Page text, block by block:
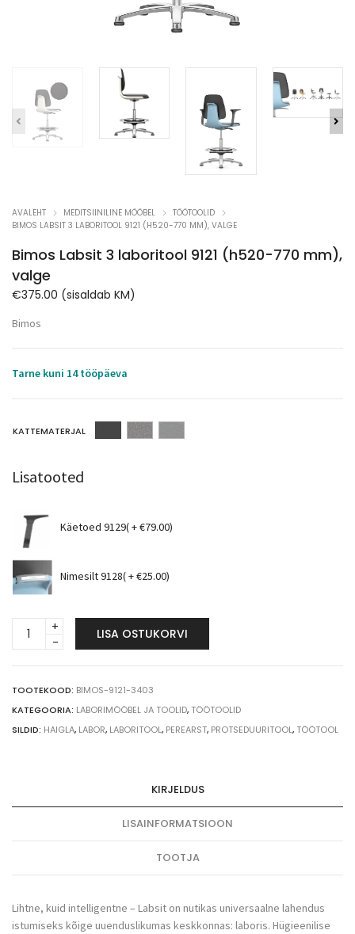
AVALEHT MEDITSIINILINE MÖÖBEL
TÖÖTOOLID
BIMOS LABSIT 3 LABORITOOL 9121 (H520-770 MM), VALGE
Bimos Labsit 3 laboritool 9121 (h520-770 mm),
valge
€375.00 (sisaldab KM)
Bimos
Tarne kuni 14 tööpäeva
KATTEMATERJAL
Lisatooted
Käetoed 9129( +€79.00)
Nimesilt 9128( +€25.00)
Labsit
9121
(h520-
770
LISA OSTUKORVI
TOOTEKOOD: BIMOS-9121-3403
KATEGOORIA: LABORIMÖÖBEL JA TOOLID, TÖÖTOOLID
SILDID: HAIGLA, LABOR, LABORITOOL, PEREARST, PROTSEDUURITOOL, TÖÖTOOL
KIRJELDUS
LISAINFORMATSIOON
TOOTJA
Lihtne, kuid intelligentne – Labsit on nutikas universaalne lahendus
istumiseks kõige uuenduslikumas keskkonnas: laboris. Hügieenilise